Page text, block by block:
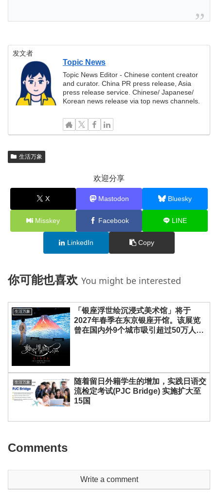
发文者
Topic News
Topic News Editor - Chinese content creator
and curator. China PR press release, Asia
press release service. Chinese/ Japanese/
Korean news release via top news channels.
生活万象
欢迎分享
X Mastodon Bluesky
Misskey Facebook LINE
LinkedIn Copy
你可能也喜欢 You might be interested
生活万象
「银座浮世绘沉浸式美术馆」将于
2027年春季在东京银座开馆。该展览
曾在国内外9个城市吸引超过50万人参
生活万象
随着留日外籍学生的增加，实践日语交
流检定考试(PJC Bridge) 实施扩大至
15国
Comments
Write a comment